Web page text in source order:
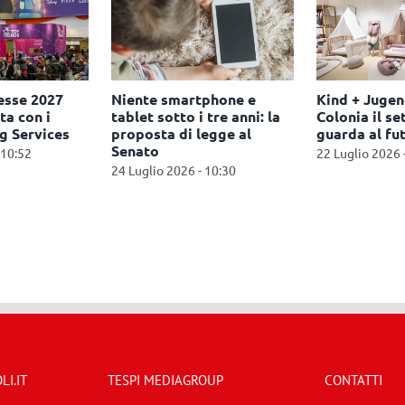
2026, a
baby
- 12:22
Squeezy Dumplings:
scatta il richiamo Ue per
la presenza di benzene
30 Luglio 2026 - 09:54
Leolandia
candeline
29 Luglio
TESPI MEDIAGROUP CONTATTI